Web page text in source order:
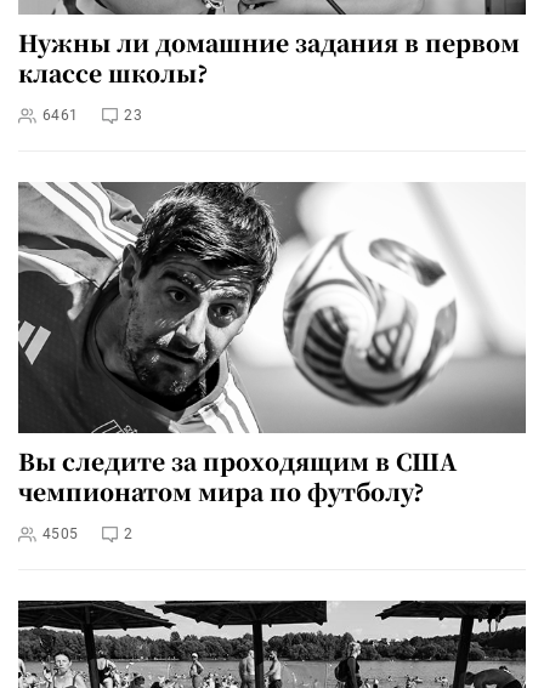
Нужны ли домашние задания в первом
классе школы?
6461 23
Вы следите за проходящим в США
чемпионатом мира по футболу?
4505 2